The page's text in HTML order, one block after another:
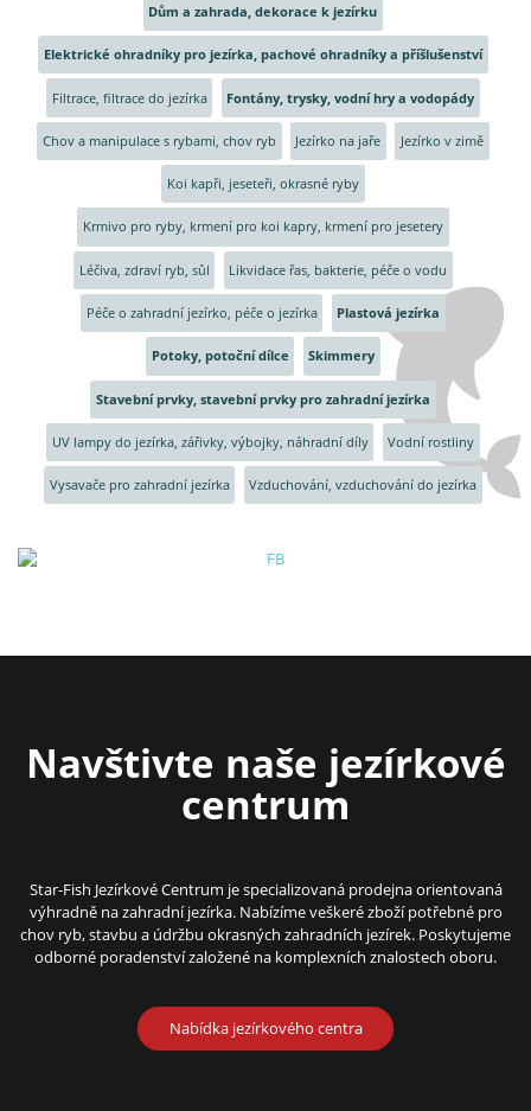
Dům a zahrada, dekorace k jezírku
Elektrické ohradníky pro jezírka, pachové ohradníky a příšlušenství
Filtrace, filtrace do jezírka Fontány, trysky, vodní hry a vodopády
Chov a manipulace s rybami, chov ryb Jezírko na jaře Jezírko v zimě
Koi kapři, jeseteři, okrasné ryby
Krmivo pro ryby, krmení pro koi kapry, krmení pro jesetery
Léčiva, zdraví ryb, sůl Likvidace řas, bakterie, péče o vodu
Péče o zahradní jezírko, péče o jezírka Plastová jezírka
Potoky, potoční dílce Skimmery
Stavební prvky, stavební prvky pro zahradní jezírka
UV lampy do jezírka, zářivky, výbojky, náhradní díly Vodní rostliny
Vysavače pro zahradní jezírka Vzduchování, vzduchování do jezírka
Navštivte naše jezírkové
centrum
Star-Fish Jezírkové Centrum je specializovaná prodejna orientovaná
výhradně na zahradní jezírka. Nabízíme veškeré zboží potřebné pro
chov ryb, stavbu a údržbu okrasných zahradních jezírek. Poskytujeme
odborné poradenství založené na komplexních znalostech oboru.
Nabídka jezírkového centra